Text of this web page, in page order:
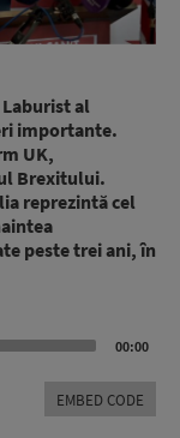
al
importante.
UK,
Brexitului.
reprezintă cel
peste trei ani, în
00:00
EMBED CODE